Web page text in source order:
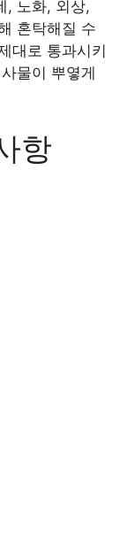
, 노화, 외상,
혼탁해질 수
대로 통과시키
물이 뿌옇게
항